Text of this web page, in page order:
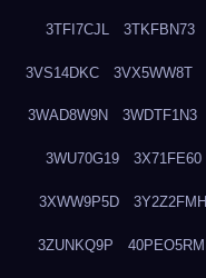
3TFI7CJL 3TKFBN73
3VS14DKC 3VX5WW8T
3WAD8W9N 3WDTF1N3
3WU70G19 3X71FE60
3XWW9P5D 3Y2Z2FMH
3ZUNKQ9P 40PEO5RM